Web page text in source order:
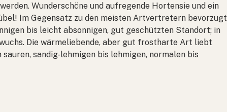
Wunderschöne und aufregende Hortensie und ein
Im Gegensatz zu den meisten Artvertretern bevorzugt
bis leicht absonnigen, gut geschützten Standort; in
Die wärmeliebende, aber gut frostharte Art liebt
sandig-lehmigen bis lehmigen, normalen bis